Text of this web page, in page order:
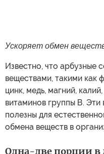
Ускоряет обмен
Известно, что арбузные
веществами, такими как
цинк, медь, магний,
витаминов группы В. Эти
полезны для
обмена веществ в
Одна-две порции в